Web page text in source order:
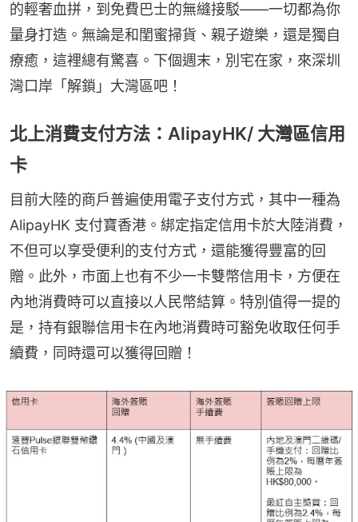
的輕奢血拼，到免費巴士的無縫接駁——一切都為你
量身打造。無論是和閨蜜掃貨、親子遊樂，還是獨自
療癒，這裡總有驚喜。下個週末，別宅在家，來深圳
灣口岸「解鎖」大灣區吧！
北上消費支付方法：AlipayHK/ 大灣區信用
卡
目前大陸的商戶普遍使用電子支付方式，其中一種為
AlipayHK 支付寶香港。綁定指定信用卡於大陸消費，
不但可以享受便利的支付方式，還能獲得豐富的回
贈。此外，市面上也有不少一卡雙幣信用卡，方便在
內地消費時可以直接以人民幣結算。特別值得一提的
是，持有銀聯信用卡在內地消費時可豁免收取任何手
續費，同時還可以獲得回贈！